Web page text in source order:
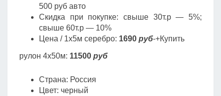
500 руб авто
Скидка при покупке: свыше 30т.р — 5%;
свыше 60т.р — 10%
Цена / 1х5м серебро: 1690 руб-+Купить
рулон 4х50м: 11500 руб
Страна: Россия
Цвет: черный